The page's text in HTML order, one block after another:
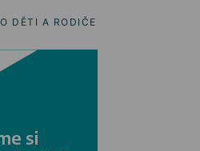
DĚTI A RODIČE